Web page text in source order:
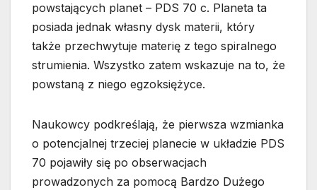
powstających planet – PDS 70 c. Planeta ta
posiada jednak własny dysk materii, który
także przechwytuje materię z tego spiralnego
strumienia. Wszystko zatem wskazuje na to, że
powstaną z niego egzoksiężyce.
Naukowcy podkreślają, że pierwsza wzmianka
o potencjalnej trzeciej planecie w układzie PDS
70 pojawiły się po obserwacjach
prowadzonych za pomocą Bardzo Dużego